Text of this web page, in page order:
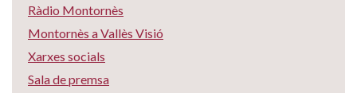
Ràdio Montornès
Montornès a Vallès Visió
Xarxes socials
Sala de premsa